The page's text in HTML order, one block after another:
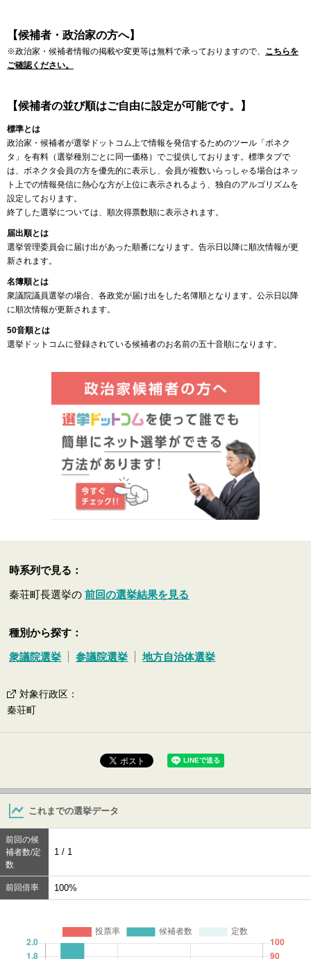
【候補者・政治家の方へ】
※政治家・候補者情報の掲載や変更等は無料で承っておりますので、 こちらを
ご確認ください。
【候補者の並び順はご自由に設定が可能です。】
標準とは
政治家・候補者が選挙ドットコム上で情報を発信するためのツール「ボネク
タ」を有料（選挙種別ごとに同一価格）でご提供しております。標準タブで
は、ボネクタ会員の方を優先的に表示し、会員が複数いらっしゃる場合はネッ
ト上での情報発信に熱心な方が上位に表示されるよう、独自のアルゴリズムを
設定しております。
終了した選挙については、順次得票数順に表示されます。
届出順とは
選挙管理委員会に届け出があった順番になります。告示日以降に順次情報が更
新されます。
名簿順とは
衆議院議員選挙の場合、各政党が届け出をした名簿順となります。公示日以降
に順次情報が更新されます。
50音順とは
選挙ドットコムに登録されている候補者のお名前の五十音順になります。
時系列で見る：
秦荘町長選挙の前回の選挙結果を見る
種別から探す：
衆議院選挙 参議院選挙 地方自治体選挙
対象行政区 ：
秦荘町
これまでの選挙データ
前回の候
補者数/定
数
1 / 1
前回倍率 100%